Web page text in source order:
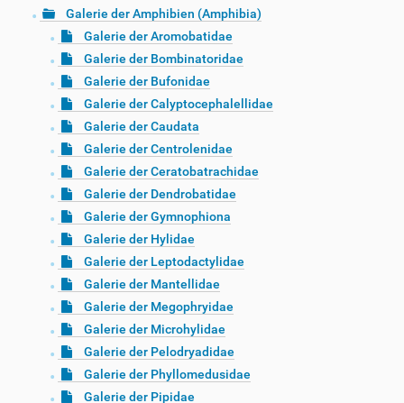
Galerie der Amphibien (Amphibia)
Galerie der Aromobatidae
Galerie der Bombinatoridae
Galerie der Bufonidae
Galerie der Calyptocephalellidae
Galerie der Caudata
Galerie der Centrolenidae
Galerie der Ceratobatrachidae
Galerie der Dendrobatidae
Galerie der Gymnophiona
Galerie der Hylidae
Galerie der Leptodactylidae
Galerie der Mantellidae
Galerie der Megophryidae
Galerie der Microhylidae
Galerie der Pelodryadidae
Galerie der Phyllomedusidae
Galerie der Pipidae